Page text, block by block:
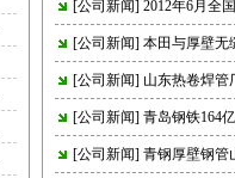
[公司新闻] 2012年6月全
[公司新闻] 本田与厚壁无
[公司新闻] 山东热卷焊管
[公司新闻] 青岛钢铁164
[公司新闻] 青钢厚壁钢管